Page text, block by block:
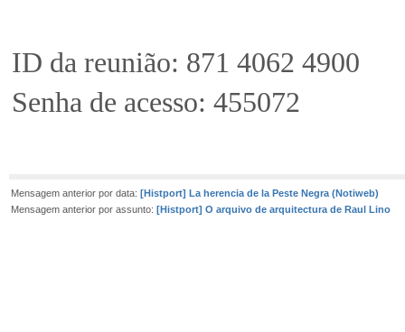
ID da reunião: 871 4062 4900
Senha de acesso: 455072
Mensagem anterior por data: [Histport] La herencia de la Peste Negra (Notiweb)
Mensagem anterior por assunto: [Histport] O arquivo de arquitectura de Raul Lino